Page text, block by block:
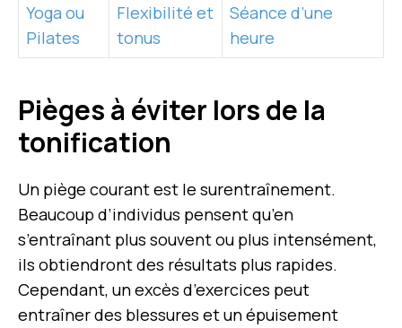
Yoga ou
Pilates
Flexibilité et
tonus
Séance d’une
heure
Pièges à éviter lors de la
tonification
Un piège courant est le surentraînement.
Beaucoup d’individus pensent qu’en
s’entraînant plus souvent ou plus intensément,
ils obtiendront des résultats plus rapides.
Cependant, un excès d’exercices peut
entraîner des blessures et un épuisement